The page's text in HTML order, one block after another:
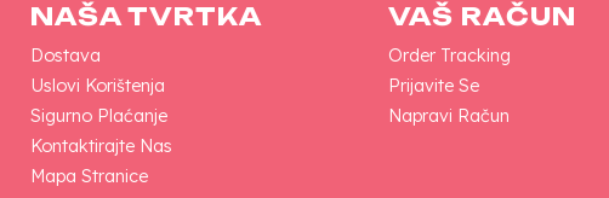
NAŠA TVRTKA
Dostava
Uslovi Korištenja
Sigurno Plaćanje
Kontaktirajte Nas
Mapa Stranice
VAŠ RAČUN
Order Tracking
Prijavite Se
Napravi Račun